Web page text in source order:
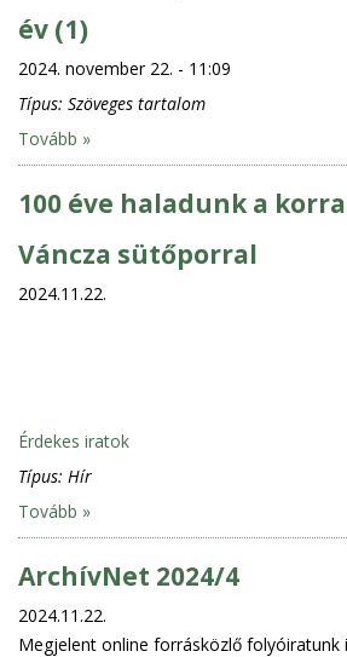
év (1)
2024. november 22. - 11:09
Típus: Szöveges tartalom
Tovább »
100 éve haladunk a
Váncza sütőporral
2024.11.22.
Érdekes iratok
Típus: Hír
Tovább »
ArchívNet 2024/4
2024.11.22.
Megjelent online forrásközlő folyóiratunk